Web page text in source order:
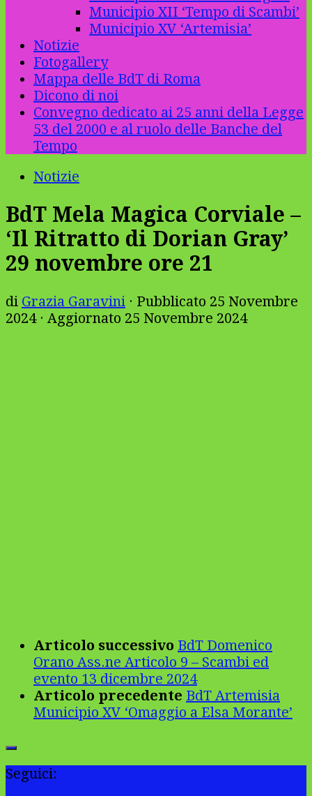
Municipio XII ‘Tempo di Scambi’
Municipio XV ‘Artemisia’
Notizie
Fotogallery
Mappa delle BdT di Roma
Dicono di noi
Convegno dedicato ai 25 anni della Legge
53 del 2000 e al ruolo delle Banche del
Tempo
Notizie
BdT Mela Magica Corviale –
‘Il Ritratto di Dorian Gray’
29 novembre ore 21
di Grazia Garavini · Pubblicato 25 Novembre
2024· Aggiornato 25 Novembre 2024
Articolo successivo BdT Domenico
Orano Ass.ne Articolo 9 – Scambi ed
evento 13 dicembre 2024
Articolo precedente BdT Artemisia
Municipio XV ‘Omaggio a Elsa Morante’
Seguici: